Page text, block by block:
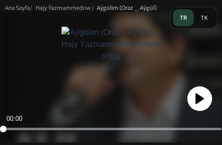
TR TK
Ana Sayfa/ Hajy Ýazmammedow / Aýgülim (Oraz _ Aýgül)
Play
00:00